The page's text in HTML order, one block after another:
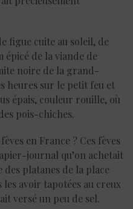
figue cuite au soleil, de
épicé de la viande de
noire de la grand-
heures sur le petit feu et
épais, couleur rouille, où
pois-chiches.
en France ? Ces fèves
journal qu’on achetait
des platanes de la place
avoir tapotées au creux
versé un peu de sel.